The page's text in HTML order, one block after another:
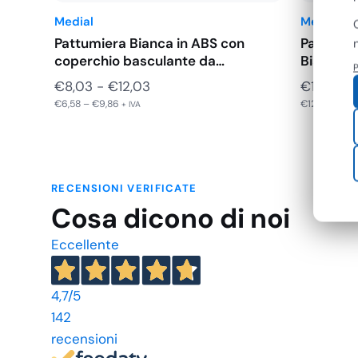
Medial
Pattumiera Bianca in ABS con
coperchio basculante da…
€8,03 - €12,03
a
€12,03
€6,58 –€9,86 + IVA
Medial
Bianco
€14,84
€12,16
RECENSIONI VERIFICATE
Cosa dicono di noi
Eccellente
4,7/5
142
recensioni